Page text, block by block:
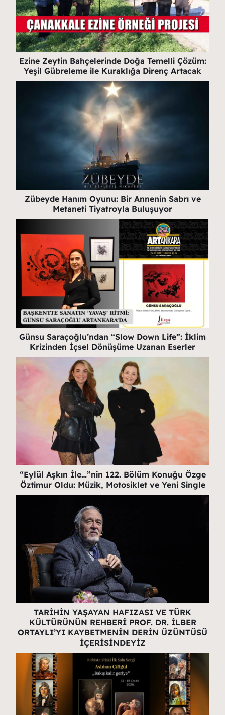
Ezine Zeytin Bahçelerinde Doğa Temelli Çözüm:
Yeşil Gübreleme ile Kuraklığa Direnç Artacak
Zübeyde Hanım Oyunu: Bir Annenin Sabrı ve
Metaneti Tiyatroyla Buluşuyor
Günsu Saraçoğlu’ndan “Slow Down Life”: İklim
Krizinden İçsel Dönüşüme Uzanan Eserler
“Eylül Aşkın İle…”nin 122. Bölüm Konuğu Özge
Öztimur Oldu: Müzik, Motosiklet ve Yeni Single
TARİHİN YAŞAYAN HAFIZASI VE TÜRK
KÜLTÜRÜNÜN REHBERİ PROF. DR. İLBER
ORTAYLI’YI KAYBETMENİN DERİN ÜZÜNTÜSÜ
İÇERİSİNDEYİZ